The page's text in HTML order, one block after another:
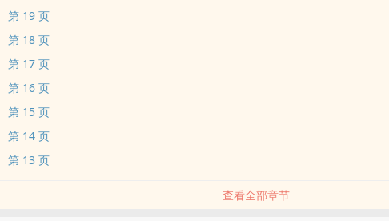
第 19 页
第 18 页
第 17 页
第 16 页
第 15 页
第 14 页
第 13 页
查看全部章节